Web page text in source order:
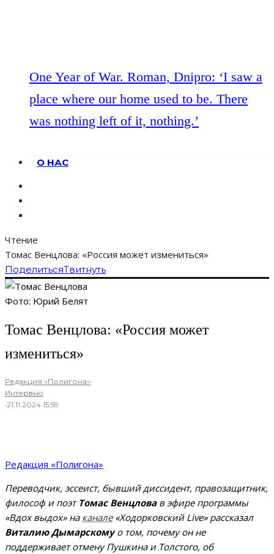
One Year of War. Roman, Dnipro: ‘I saw a
place where our home used to be. There
was nothing left of it, nothing.’
О НАС
Чтение
Томас Венцлова: «Россия может измениться»
ПоделитьсяТвитнуть
Фото: Юрий Белят
Томас Венцлова: «Россия может
измениться»
Редакция «Полигона»·
Интервью
·21.11.2024 15:59
Редакция «Полигона»
Переводчик, эссеист, бывший диссидент, правозащитник,
философ и поэт Томас Венцловав эфире программы
«Вдох выдох» на канале«Ходорковский Live» рассказал
Виталию Дымарскомуо том, почему он не
поддерживает отмену Пушкина и Толстого, об